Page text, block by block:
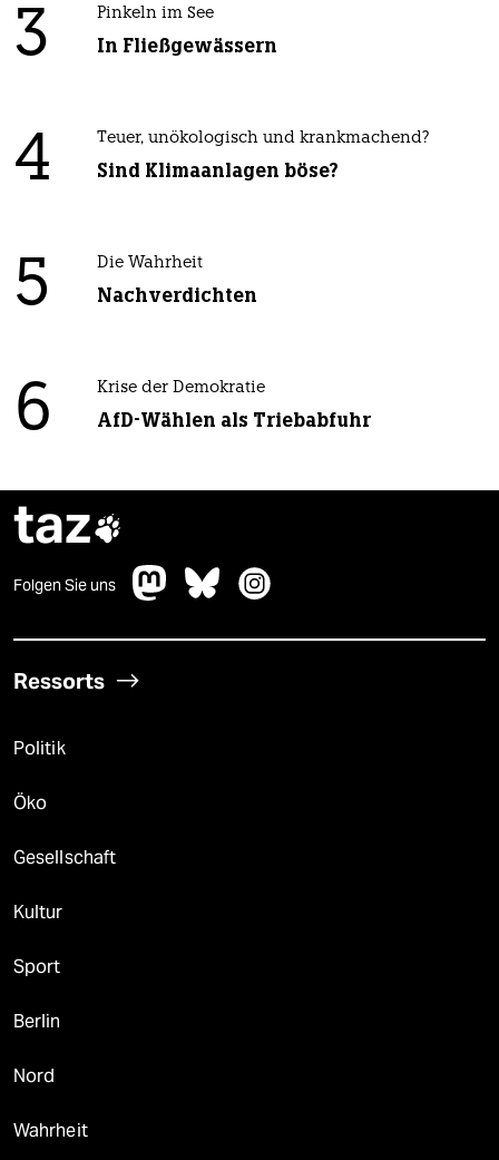
3 Pinkeln im See
In Fließgewässern
4 Teuer, unökologisch und krankmachend?
Sind Klimaanlagen böse?
5 Die Wahrheit
Nachverdichten
6 Krise der Demokratie
AfD-Wählen als Triebabfuhr
taz
Folgen Sie uns
Ressorts
Politik
Öko
Gesellschaft
Kultur
Sport
Berlin
Nord
Wahrheit